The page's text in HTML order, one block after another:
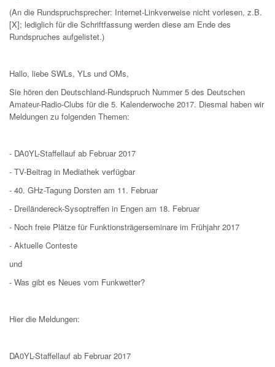
(An die Rundspruchsprecher: Internet-Linkverweise nicht vorlesen, z.B.
[X]; lediglich für die Schriftfassung werden diese am Ende des
Rundspruches aufgelistet.)
Hallo, liebe SWLs, YLs und OMs,
Sie hören den Deutschland-Rundspruch Nummer 5 des Deutschen
Amateur-Radio-Clubs für die 5. Kalenderwoche 2017. Diesmal haben wir
Meldungen zu folgenden Themen:
- DA0YL-Staffellauf ab Februar 2017
- TV-Beitrag in Mediathek verfügbar
- 40. GHz-Tagung Dorsten am 11. Februar
- Dreiländereck-Sysoptreffen in Engen am 18. Februar
- Noch freie Plätze für Funktionsträgerseminare im Frühjahr 2017
- Aktuelle Conteste
und
- Was gibt es Neues vom Funkwetter?
Hier die Meldungen:
DA0YL-Staffellauf ab Februar 2017